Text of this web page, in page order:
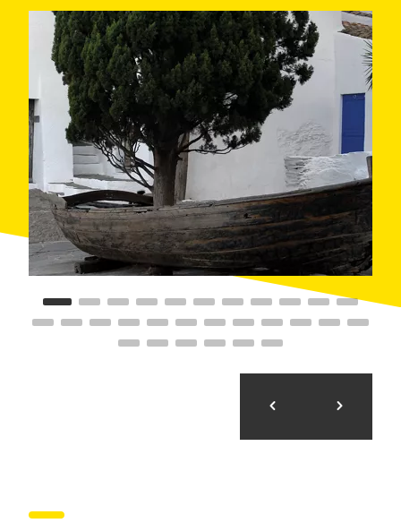
bacó fregit(1941), Poesia d'Amèrica-Els atletes
còsmics(1943),Leda atòmica(1949) oGalatea de les
esferes (1952), entre d'altres. La seva producció es
barreja amb la mateixa creació de l'edifici, que l'artista
va concebre al seu torn com una gran obra d'art, amb
espais interessants, com la sala Mae West, la sala
Palau del Vent, el monument a Francesc Pujols o el
Cadillac plujós.
Cadaquésés un petit poble de pescadors enclavat
en ple cap de Creus, entre una natura desfermada i
salvatge. El petit nucli dePortlligat, al nord de
Cadaqués, va ser el peculiar i aïllat indret que Dalí va
escollir per viure i pintar bona part de la seva obra, a
l'actualCasa-Museu Salvador Dalí. Es tracta d'un
conjunt de barraques de pescadors que el pintor va
anys setanta, i va anar reformant i decorant durant
aquells quaranta anys donant-li una estructura
La surrealista visita recorre el taller de Dalí, la
de tranquil·litat arrecerat de la mar més intempestiva.